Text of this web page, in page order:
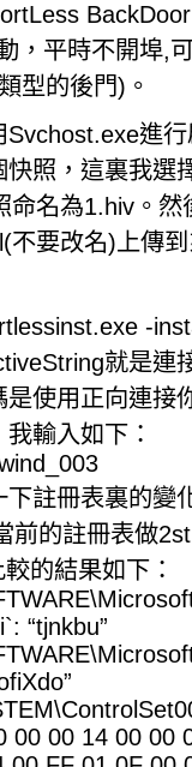
，平時不開埠,
型的後門)。
進
照，這裏我選
命名為1.hiv。然
不要改名)上傳
-
就是連
使用正向連接
輸入如下：
註冊表裏的變
前的註冊表做
的結果如下：
“tjnkbu”
00 00 14 00 00